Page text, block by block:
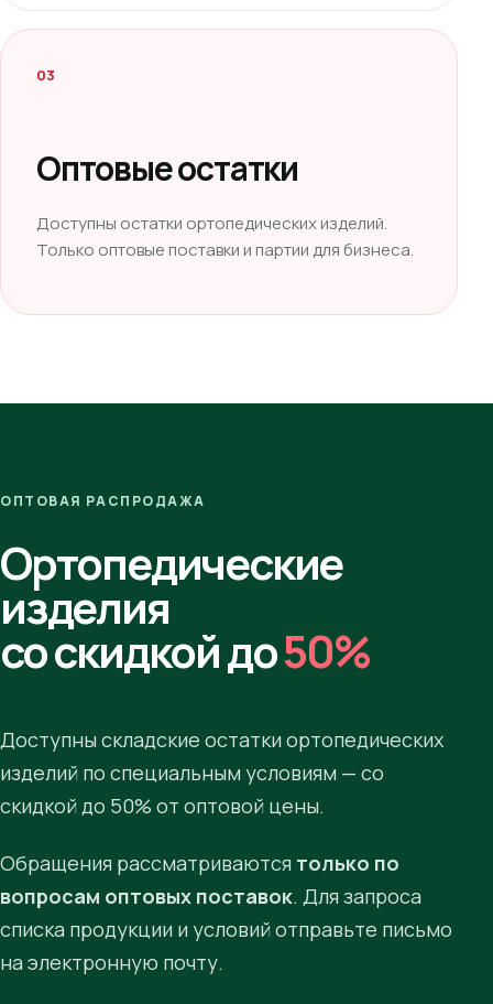
03
Оптовые остатки
Доступны остатки ортопедических изделий.
Только оптовые поставки и партии для бизнеса.
ОПТОВАЯ РАСПРОДАЖА
Ортопедические
изделия
со скидкой до50%
Доступны складские остатки ортопедических
изделий по специальным условиям — со
скидкой до 50% от оптовой цены.
Обращения рассматриваются только по
вопросам оптовых поставок. Для запроса
списка продукции и условий отправьте письмо
на электронную почту.